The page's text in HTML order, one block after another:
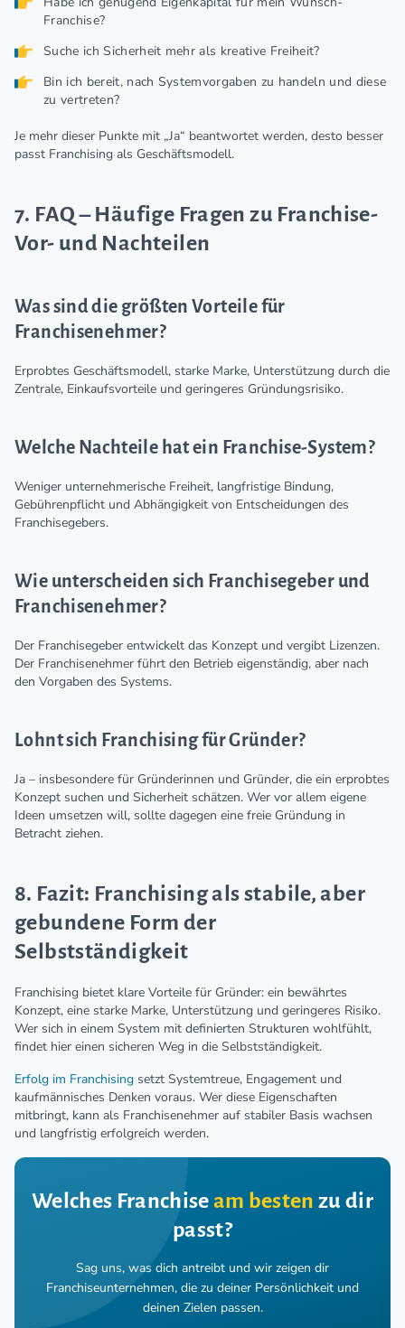
Franchise?
Suche ich Sicherheit mehr als kreative Freiheit?
Bin ich bereit, nach Systemvorgaben zu handeln und diese
zu vertreten?
Je mehr dieser Punkte mit „Ja“ beantwortet werden, desto besser
passt Franchising als Geschäftsmodell.
7. FAQ – Häufige Fragen zu Franchise-
Vor- und Nachteilen
Was sind die größten Vorteile für
Franchisenehmer?
Erprobtes Geschäftsmodell, starke Marke, Unterstützung durch die
Zentrale, Einkaufsvorteile und geringeres Gründungsrisiko.
Welche Nachteile hat ein Franchise-System?
Weniger unternehmerische Freiheit, langfristige Bindung,
Gebührenpflicht und Abhängigkeit von Entscheidungen des
Franchisegebers.
Wie unterscheiden sich Franchisegeber und
Franchisenehmer?
Der Franchisegeber entwickelt das Konzept und vergibt Lizenzen.
Der Franchisenehmer führt den Betrieb eigenständig, aber nach
den Vorgaben des Systems.
Lohnt sich Franchising für Gründer?
Ja – insbesondere für Gründerinnen und Gründer, die ein erprobtes
Konzept suchen und Sicherheit schätzen. Wer vor allem eigene
Ideen umsetzen will, sollte dagegen eine freie Gründung in
Betracht ziehen.
8. Fazit: Franchising als stabile, aber
gebundene Form der
Selbstständigkeit
Franchising bietet klare Vorteile für Gründer: ein bewährtes
Konzept, eine starke Marke, Unterstützung und geringeres Risiko.
Wer sich in einem System mit definierten Strukturen wohlfühlt,
findet hier einen sicheren Weg in die Selbstständigkeit.
Erfolg im Franchising setzt Systemtreue, Engagement und
kaufmännisches Denken voraus. Wer diese Eigenschaften
mitbringt, kann als Franchisenehmer auf stabiler Basis wachsen
und langfristig erfolgreich werden.
Welches Franchiseam besten zu dir
passt?
Sag uns, was dich antreibt und wir zeigen dir
Franchiseunternehmen, die zu deiner Persönlichkeit und
deinen Zielen passen.